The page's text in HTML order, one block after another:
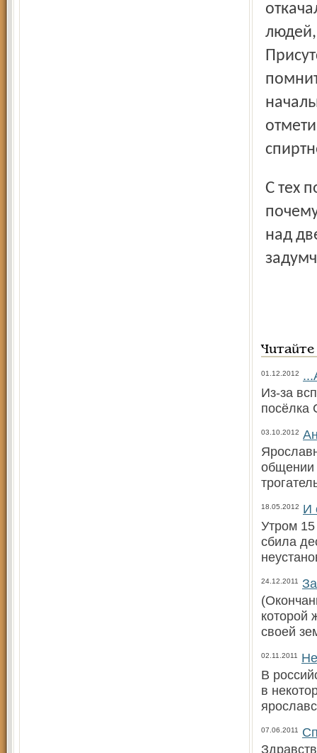
людей,
С тех пор Чайников купил новый чайник, часто пил чай,
над
01.12.2012
Из-за
посёлка
03.10.2012
общении
18.05.2012
И
Утром
сбила
24.12.2011
которой
своей
02.11.2011
В
в
07.06.2011